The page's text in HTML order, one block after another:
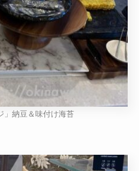
」納豆＆味付け海苔